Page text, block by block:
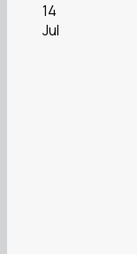
14
Jul